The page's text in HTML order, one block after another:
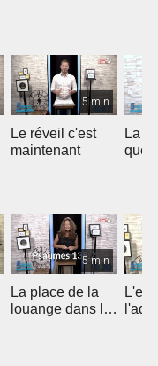
5 min
Le réveil c'est
maintenant
La
que
5 min
La place de la
louange dans la